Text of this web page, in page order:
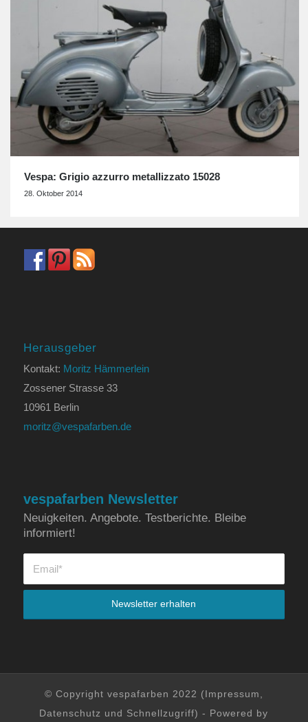
Vespa: Grigio azzurro metallizzato 15028
28. Oktober 2014
Herausgeber
Kontakt: Moritz Hämmerlein
Zossener Strasse 33
10961 Berlin
moritz@vespafarben.de
vespafarben Newsletter
Neuigkeiten. Angebote. Testberichte. Bleibe
informiert!
© Copyright vespafarben 2022 (Impressum
Datenschutz und Schnellzugriff) - Powered by